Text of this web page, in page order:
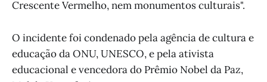
Crescente Vermelho, nem monumentos culturais".
O incidente foi condenado pela agência de cultura e
educação da ONU, UNESCO, e pela ativista
educacional e vencedora do Prêmio Nobel da Paz,